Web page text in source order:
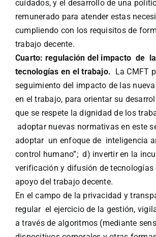
cuidados, y el desarrollo de una
remunerado para atender estas
cumpliendo con los requisitos de
trabajo decente.
Cuarto: regulación del impacto de
tecnologías en el trabajo. La CMFT
seguimiento del impacto de las
en el trabajo, para orientar su
que se respete la dignidad de los
adoptar nuevas normativas en este
adoptar un enfoque de inteligencia
control humano”; d) invertir en la
verificación y difusión de tecnologías
apoyo del trabajo decente.
En el campo de la privacidad y
regular el ejercicio de la gestión,
a través de algoritmos (mediante